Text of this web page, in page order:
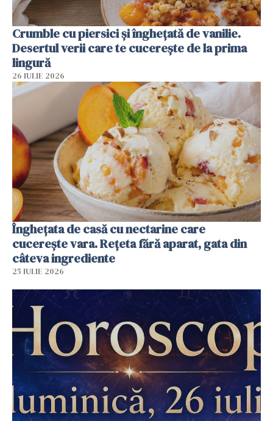
Crumble cu piersici și înghețată de vanilie.
Desertul verii care te cucerește de la prima
lingură
26 IULIE 2026
Înghețata de casă cu nectarine care
cucerește vara. Rețeta fără aparat, gata din
câteva ingrediente
25 IULIE 2026